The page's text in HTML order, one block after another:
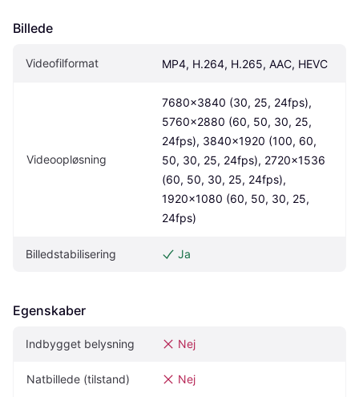
Billede
Videofilformat MP4, H.264, H.265, AAC, HEVC
Videoopløsning
7680x3840 (30, 25, 24fps),
5760x2880 (60, 50, 30, 25,
24fps), 3840x1920 (100, 60,
50, 30, 25, 24fps), 2720x1536
(60, 50, 30, 25, 24fps),
1920x1080 (60, 50, 30, 25,
24fps)
Billedstabilisering Ja
Egenskaber
Indbygget belysning Nej
Natbillede (tilstand) Nej